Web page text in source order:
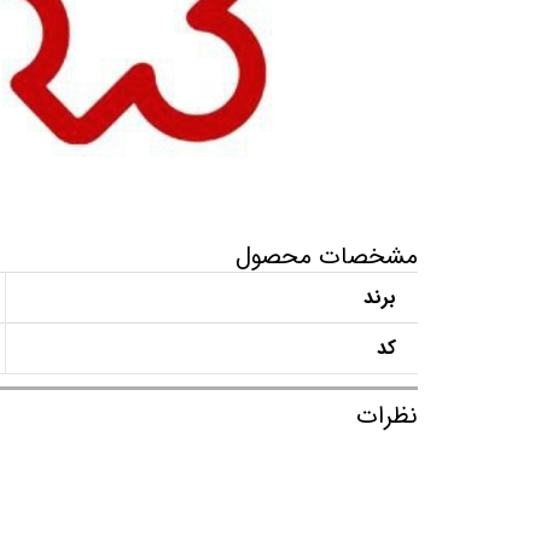
مشخصات محصول
برند
کد
نظرات